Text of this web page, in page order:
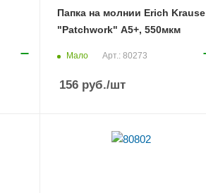
Папка на молнии Erich Krause
"Patchwork" А5+, 550мкм
Мало Арт.: 80273
156руб./шт